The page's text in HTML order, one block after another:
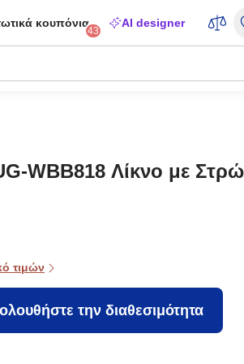
κουπόνια
43
AI designer
WBB818 Λίκνο με
τιμών
την διαθεσιμότητα